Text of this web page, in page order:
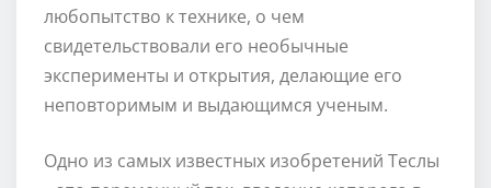
любопытство к технике, о чем
свидетельствовали его необычные
эксперименты и открытия, делающие его
неповторимым и выдающимся ученым.
Одно из самых известных изобретений Теслы